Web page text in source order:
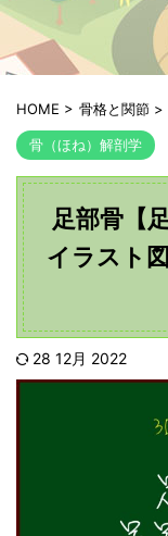
HOME > 骨格と関節 >
骨（ほね）解剖学
足部骨【
イラスト
28 12月 2022